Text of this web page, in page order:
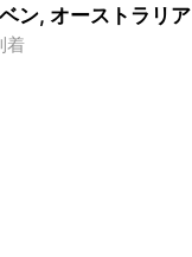
ン, オーストラリア
着